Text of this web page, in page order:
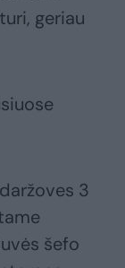
geriau
3
šefo